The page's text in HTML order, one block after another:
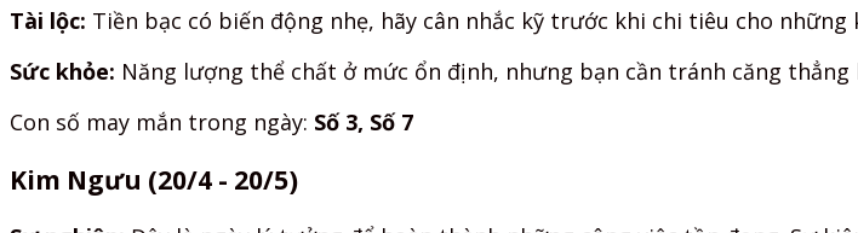
Tài lộc: Tiền bạc có biến động nhẹ, hãy cân nhắc kỹ trước khi chi tiêu cho
Sức khỏe: Năng lượng thể chất ở mức ổn định, nhưng bạn cần tránh căng
Con số may mắn trong ngày: Số 3, Số 7
Kim Ngưu (20/4 - 20/5)